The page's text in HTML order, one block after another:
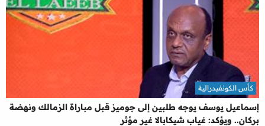
إسماعيل يوسف يوجه طلبين إلى جوميز قبل مباراة الزمالك ونهضة
بركان.. ويؤكد: غياب شيكابالا غير مؤثر
كأس الكونفيدرالية